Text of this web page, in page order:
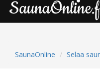
SaunaOnline Selaa